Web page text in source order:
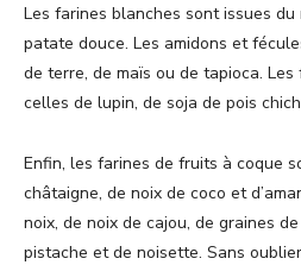
Les farines blanches sont issues
patate douce. Les amidons et
de terre, de maïs ou de tapioca.
celles de lupin, de soja de pois
Enfin, les farines de fruits à coque
châtaigne, de noix de coco et
noix, de noix de cajou, de graines
pistache et de noisette. Sans